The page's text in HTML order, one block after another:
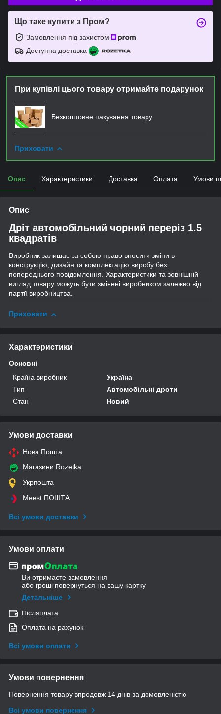
Що таке купити з Пром?
Замовлення під захистом
Доступна доставка
При купівлі цього товару отримайте подарунок
Безкоштовне пакування товару
Приховати
Опис Характеристики Доставка Оплата Умови
Опис
Дріт автомобільний чорний переріз 1.5
квадратів
Виробник залишає за собою право вносити зміни в
конструкцію, дизайн та комплектацію виробу без
попереднього повідомлення. Характеристики та зовнішній
вигляд товару можуть бути змінені виробником залежно від
партії виробництва.
Приховати
Характеристики
Основні
Країна виробник
Україна
Тип
Автомобільні дроти
Стан
Новий
Умови доставки
Нова Пошта
Магазини Rozetka
Укрпошта
Meest ПОШТА
Всі умови доставки
Умови оплати
Ви отримаєте замовлення
або гроші повернуться на вашу картку
Детальніше
Післяплата
Оплата на рахунок
Всі умови оплати
Умови повернення
Повернення товару впродовж 14 днів за домовленістю
Всі умови повернення